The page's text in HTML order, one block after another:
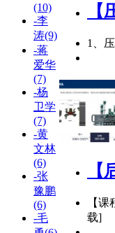
(10)
-李
涛(9)
-蒋
爱华
(7)
-杨
卫学
(7)
-黄
文林
(6)
-张
豫鹏
(6)
-毛
【
1、
【
【
载]